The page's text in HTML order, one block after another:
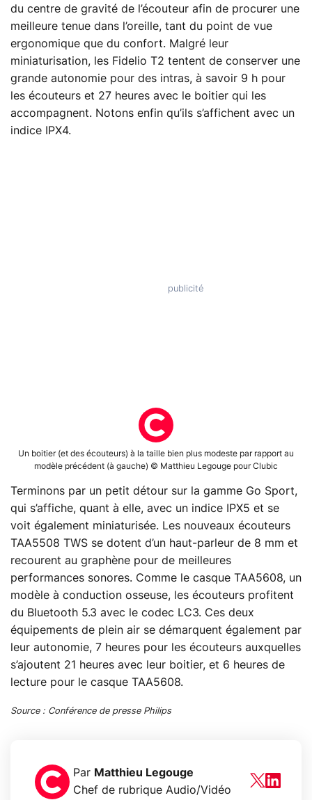
du centre de gravité de l’écouteur afin de procurer une
meilleure tenue dans l’oreille, tant du point de vue
ergonomique que du confort. Malgré leur
miniaturisation, les Fidelio T2 tentent de conserver une
grande autonomie pour des intras, à savoir 9 h pour
les écouteurs et 27 heures avec le boitier qui les
accompagnent. Notons enfin qu’ils s’affichent avec un
indice IPX4.
Un boitier (et des écouteurs) à la taille bien plus modeste par rapport au
modèle précédent (à gauche) © Matthieu Legouge pour Clubic
Terminons par un petit détour sur la gamme Go Sport,
qui s’affiche, quant à elle, avec un indice IPX5 et se
voit également miniaturisée. Les nouveaux écouteurs
TAA5508 TWS se dotent d’un haut-parleur de 8 mm et
recourent au graphène pour de meilleures
performances sonores. Comme le casque TAA5608, un
modèle à conduction osseuse, les écouteurs profitent
du Bluetooth 5.3 avec le codec LC3. Ces deux
équipements de plein air se démarquent également par
leur autonomie, 7 heures pour les écouteurs auxquelles
s’ajoutent 21 heures avec leur boitier, et 6 heures de
lecture pour le casque TAA5608.
Source : Conférence de presse Philips
Par Matthieu Legouge
Chef de rubrique Audio/Vidéo